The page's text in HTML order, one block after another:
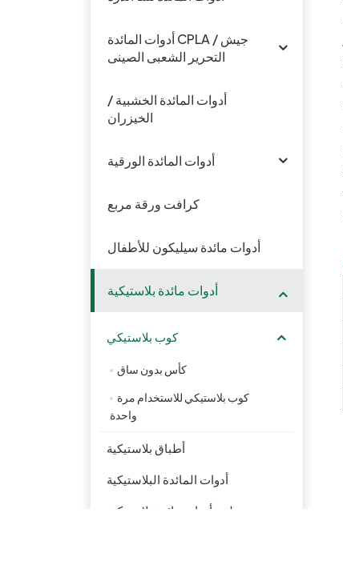
أدوات المائدة CPLA / جيش
التحرير الشعبى الصينى
أدوات المائدة الخشبية /
الخيزران
أدوات المائدة الورقية
كرافت ورقة مربع
أدوات مائدة سيليكون للأطفال
أدوات مائدة بلاستيكية
كوب بلاستيكي
كأس بدون ساق
كوب بلاستيكي للاستخدام مرة
واحدة
أطباق بلاستيكية
أدوات المائدة البلاستيكية
طقم أدوات مائدة بلاستيكية